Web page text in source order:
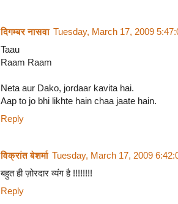
दिगम्बर नासवा Tuesday, March 17, 2009
Taau
Raam Raam
Neta aur Dako, jordaar kavita hai.
Aap to jo bhi likhte hain chaa jaate hain.
Reply
विक्रांत बेशर्मा Tuesday, March 17, 2009
बहुत ही ज़ोरदार व्यंग है !!!!!!!!
Reply